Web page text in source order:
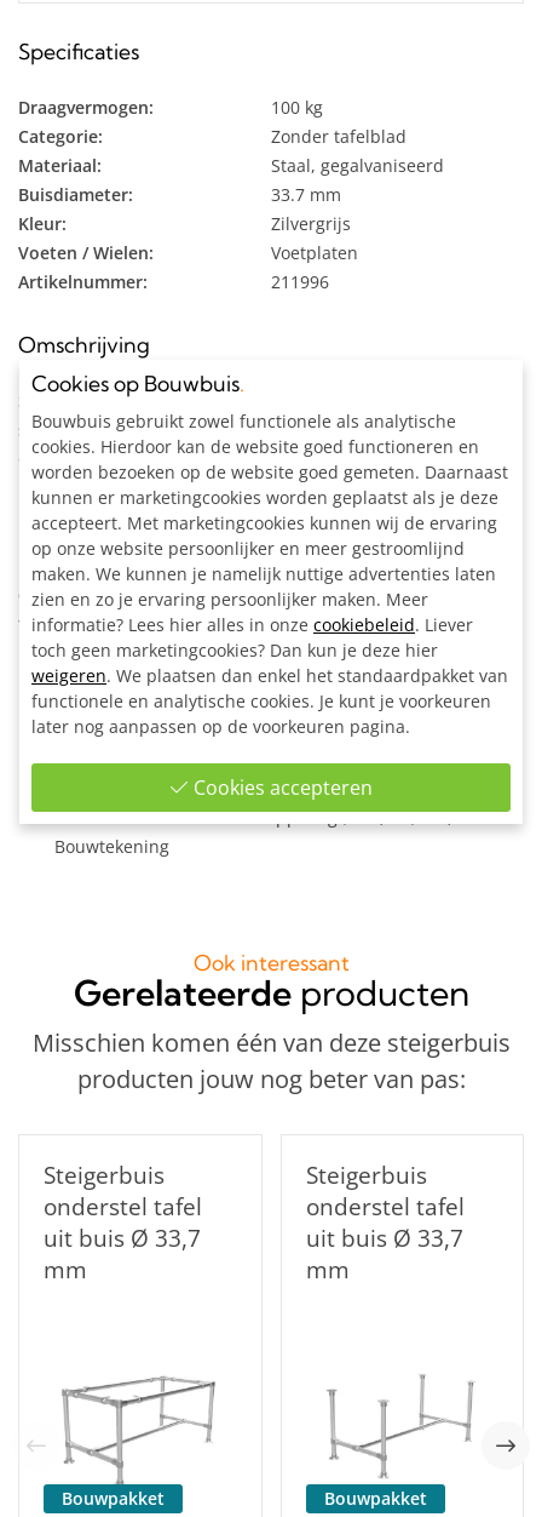
Specificaties
Draagvermogen:
100 kg
Categorie:
Zonder tafelblad
Materiaal:
Staal, gegalvaniseerd
Buisdiameter:
33.7 mm
Kleur:
Zilvergrijs
Voeten / Wielen:
Voetplaten
Artikelnummer:
211996
Omschrijving
Steigerbuis tafel onderstel bouwpakket (excl. tafelblad) uit
steigerbuis Ø 33,7 mm met onder-etage. Dit
onderstel zorgt dankzij de stevige steigerbuizen van Ø 33,7
mm voor een stabiele tafel. Het tafelblad hoeft vanwege de
bovenliggers niet zelfdragend te zijn.
Bestel het onderstel minimaal enkele centimeters kleiner
dan het tafelblad zodat de koppelingen niet buiten het
tafelblad steken.
Inclusief:
Alle materialen op maat gezaagd
8x Hoekstuk doorlopende staander 90° Ø 33,7 mm
10x Enkele bevestigingslip uitwendig Ø 33,7 mm
4x Ronde wand/plafond/voetplaat Ø 33,7 mm
1x Inbussleutel voor buiskoppeling Ø 26,9 - Ø 33,7 mm
Bouwtekening
Ook interessant
Gerelateerdeproducten
Misschien komen één van deze steigerbuis
producten jouw nog beter van pas:
Steigerbuis
onderstel tafel
uit buis Ø 33,7
mm
Bouwpakket
Steigerbuis
onderstel tafel
uit buis Ø 33,7
mm
Bouwpakket
Cookies op Bouwbuis.
Bouwbuis gebruikt zowel functionele als analytische
cookies. Hierdoor kan de website goed functioneren en
worden bezoeken op de website goed gemeten. Daarnaast
kunnen er marketingcookies worden geplaatst als je deze
accepteert. Met marketingcookies kunnen wij de ervaring
op onze website persoonlijker en meer gestroomlijnd
maken. We kunnen je namelijk nuttige advertenties laten
zien en zo je ervaring persoonlijker maken. Meer
informatie? Lees hier alles in onze cookiebeleid. Liever
toch geen marketingcookies? Dan kun je deze hier
weigeren. We plaatsen dan enkel het standaardpakket van
functionele en analytische cookies. Je kunt je voorkeuren
later nog aanpassen op de voorkeuren pagina.
Cookies accepteren